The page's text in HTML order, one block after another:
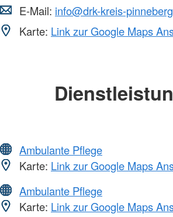
E-Mail: info@drk-kreis-
Karte: Link zur Google Maps
Ambulante Pflege
Karte: Link zur Google Maps
Ambulante Pflege
Karte: Link zur Google Maps